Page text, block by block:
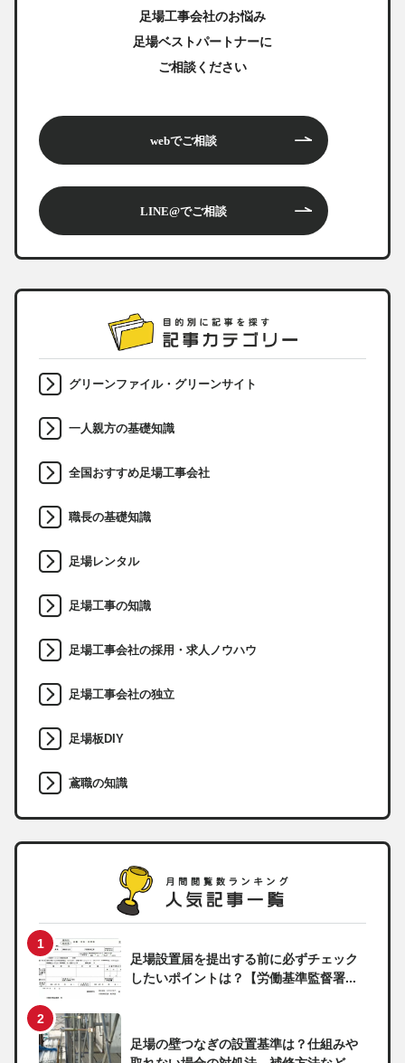
足場工事会社のお悩み
足場ベストパートナーに
ご相談ください
webでご相談
LINE@でご相談
グリーンファイル・グリーンサイト
一人親方の基礎知識
全国おすすめ足場工事会社
職長の基礎知識
足場レンタル
足場工事の知識
足場工事会社の採用・求人ノウハウ
足場工事会社の独立
足場板DIY
鳶職の知識
足場設置届を提出する前に必ずチェック
したいポイントは？【労働基準監督署...
足場の壁つなぎの設置基準は？仕組みや